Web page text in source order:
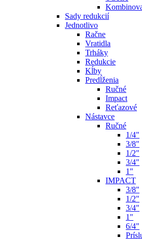
Sady redukcií
Jednotlivo
Račne
Vratidla
Trháky
Redukcie
Kĺby
Predĺženia
Ručné
Impact
Reťazové
Nástavce
Ručné
1/4"
3/8"
1/2"
3/4"
1"
IMPACT
3/8"
1/2"
3/4"
1"
6/4"